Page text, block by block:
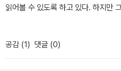
읽어볼 수 있도록 하고 있다. 하지만
가 아닐까 생각한다.책의 제목이나
알차보였고 또 많은 사람들이 읽었다
하는데 별로 고민을 하지 않았다. 하
공감 (1) 댓글 (0)